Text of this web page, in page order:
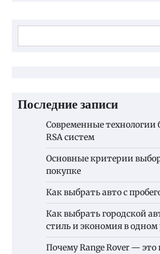
Последние записи
Современные технологии
RSA систем
Основные критерии
покупке
Как выбрать авто с
Как выбрать городской
стиль и экономия в
Почему Range Rover — это